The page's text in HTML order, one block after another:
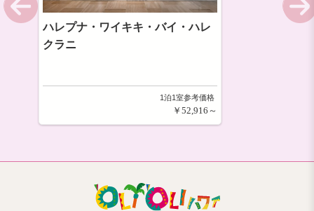
ハレプナ・ワイキキ・バイ・ハレ
クラニ
1泊1室参考価格
￥52,916～